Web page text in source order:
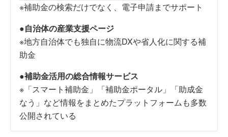
※補助金の検索だけでなく、電子申請までサポート
●自治体の産業支援ページ
※地方自治体でも独自に物流DXや省人化に関する補
助金
●補助金活用の総合情報サービス
※「スマート補助金」「補助金ポータル」「助成金
なう」など情報をまとめたプラットフォームも多数
公開されている